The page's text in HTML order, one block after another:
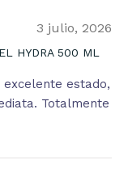
3 julio, 2026
HYDRA 500 ML
estado,
Totalmente